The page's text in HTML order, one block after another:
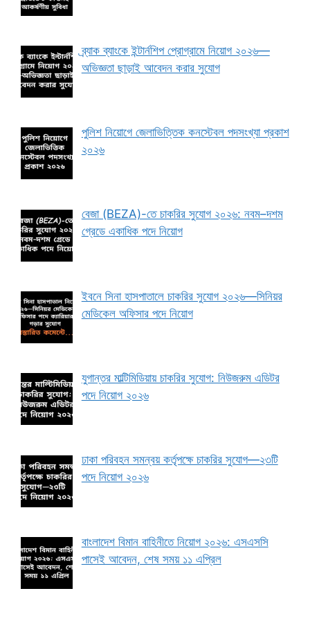
ব্র্যাক ব্যাংকে ইন্টার্নশিপ প্রোগ্রামে নিয়োগ ২০২৬—
অভিজ্ঞতা ছাড়াই আবেদন করার সুযোগ
পুলিশ নিয়োগে জেলাভিত্তিক কনস্টেবল পদসংখ্যা প্রকাশ
২০২৬
বেজা (BEZA)-তে চাকরির সুযোগ ২০২৬: নবম–দশম
গ্রেডে একাধিক পদে নিয়োগ
ইবনে সিনা হাসপাতালে চাকরির সুযোগ ২০২৬—সিনিয়র
মেডিকেল অফিসার পদে নিয়োগ
যুগান্তর মাল্টিমিডিয়ায় চাকরির সুযোগ: নিউজরুম এডিটর
পদে নিয়োগ ২০২৬
ঢাকা পরিবহন সমন্বয় কর্তৃপক্ষে চাকরির সুযোগ—২৩টি
পদে নিয়োগ ২০২৬
বাংলাদেশ বিমান বাহিনীতে নিয়োগ ২০২৬: এসএসসি
পাসেই আবেদন, শেষ সময় ১১ এপ্রিল